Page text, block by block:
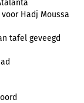
Hadj Moussa
tafel geveegd